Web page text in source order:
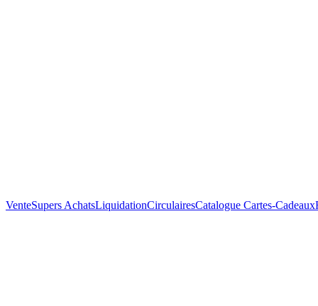
VenteSupers AchatsLiquidationCirculairesCatalogue Cartes-Cadeaux